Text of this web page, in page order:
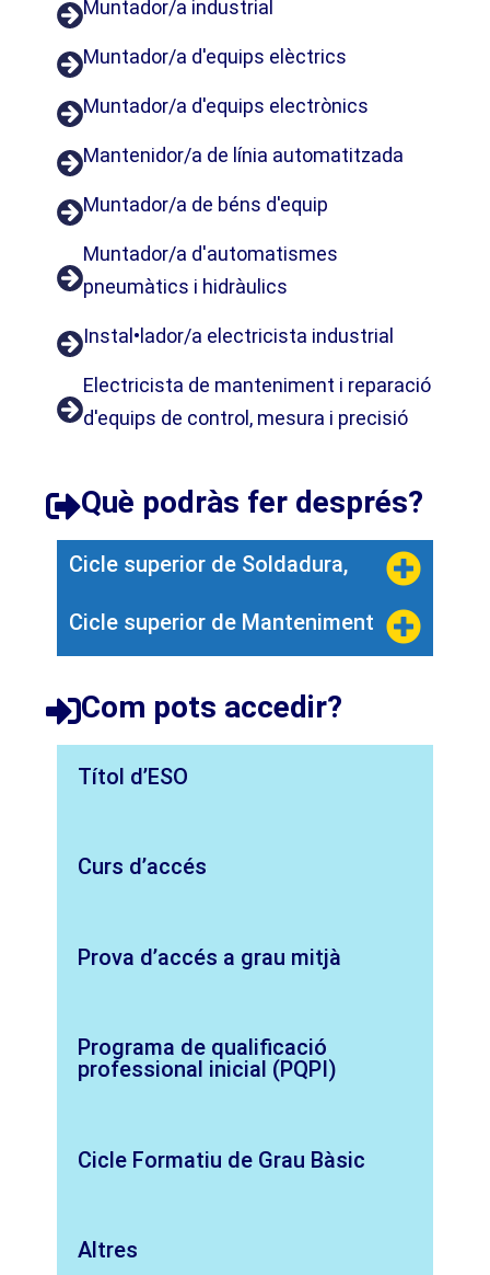
Muntador/a industrial
Muntador/a d'equips elèctrics
Muntador/a d'equips electrònics
Mantenidor/a de línia automatitzada
Muntador/a de béns d'equip
Muntador/a d'automatismes
pneumàtics i hidràulics
Instal•lador/a electricista industrial
Electricista de manteniment i reparació
d'equips de control, mesura i precisió
Què podràs fer després?​
Cicle superior de Soldadura,
Cicle superior de Manteniment
Com pots accedir?​
Títol d’ESO
Curs d’accés
Prova d’accés a grau mitjà
Programa de qualificació
professional inicial (PQPI)
Cicle Formatiu de Grau Bàsic
Altres